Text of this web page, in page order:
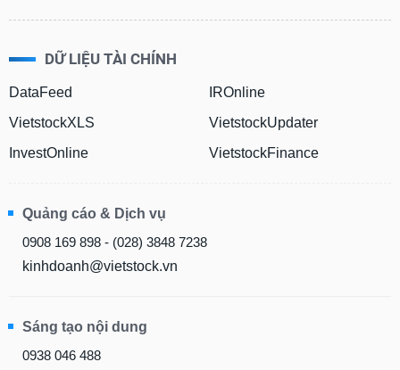
DỮ LIỆU TÀI CHÍNH
DataFeed
VietstockXLS
InvestOnline
IROnline
VietstockUpdater
VietstockFinance
Quảng cáo & Dịch vụ
0908 169 898 - (028) 3848 7238
kinhdoanh@vietstock.vn
Sáng tạo nội dung
0938 046 488